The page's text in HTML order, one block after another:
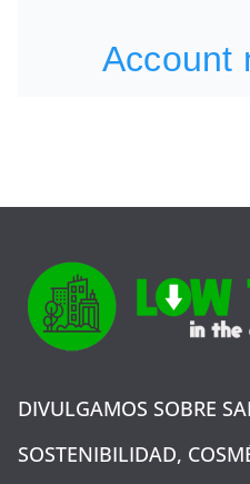
DIVULGAMOS SOBRE
SOSTENIBILIDAD,